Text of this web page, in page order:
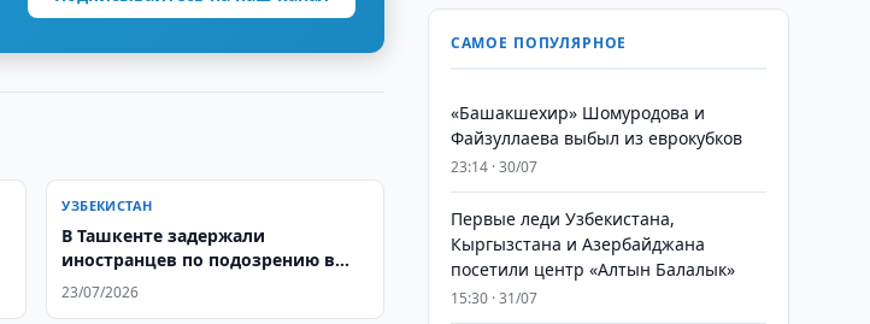
УЗБЕКИСТАН
В Ташкенте задержали
иностранцев по подозрению в
сбыте наркотиков
23/07/2026
САМОЕ ПОПУЛЯРНОЕ
«Башакшехир» Шомуродова и
Файзуллаева выбыл из еврокубков
23:14 · 30/07
Первые леди Узбекистана,
Кыргызстана и Азербайджана
посетили центр «Алтын Балалык»
15:30 · 31/07